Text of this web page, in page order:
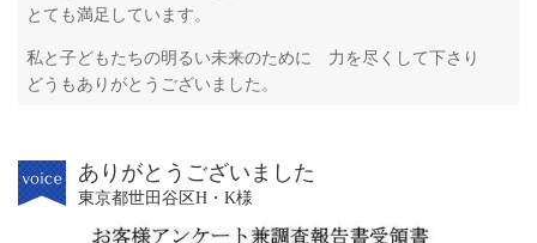
とても満足しています。
私と子どもたちの明るい未来のために 力を尽くして下さり
どうもありがとうございました。
ありがとうございました
東京都世田谷区H・K様